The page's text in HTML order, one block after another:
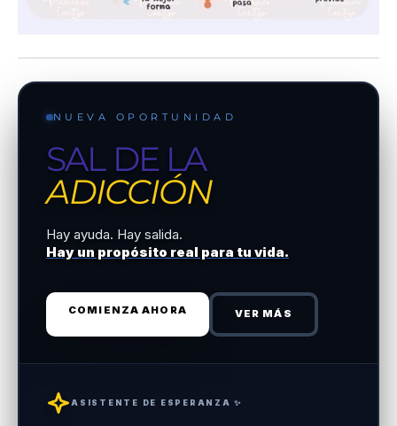
NUEVA OPORTUNIDAD
SAL DE LA
ADICCIÓN
Hay ayuda. Hay salida.
Hay un propósito real para tu vida.
COMIENZA AHORA VER MÁS
ASISTENTE DE ESPERANZA ✨